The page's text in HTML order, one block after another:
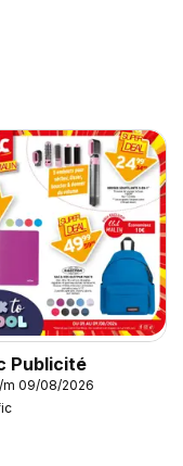
Publicité
09/08/2026